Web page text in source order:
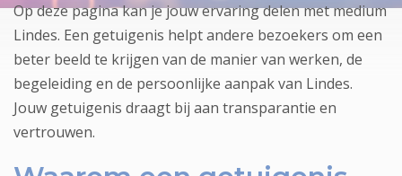
Op deze pagina kan je jouw ervaring delen met medium
Lindes. Een getuigenis helpt andere bezoekers om een
beter beeld te krijgen van de manier van werken, de
begeleiding en de persoonlijke aanpak van Lindes.
Jouw getuigenis draagt bij aan transparantie en
vertrouwen.